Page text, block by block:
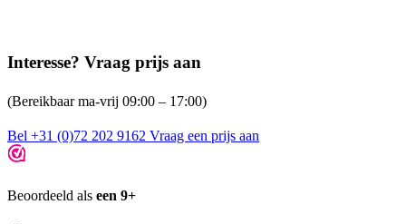
Interesse? Vraag prijs aan
(Bereikbaar ma-vrij 09:00 – 17:00)
Bel +31 (0)72 202 9162 Vraag een prijs aan
Beoordeeld als een 9+